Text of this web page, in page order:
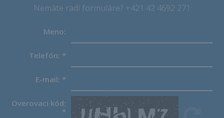
Nemáte radi formuláre? +421 42 4692 271
Meno:
Telefón: *
E-mail: *
Overovací kód:
*